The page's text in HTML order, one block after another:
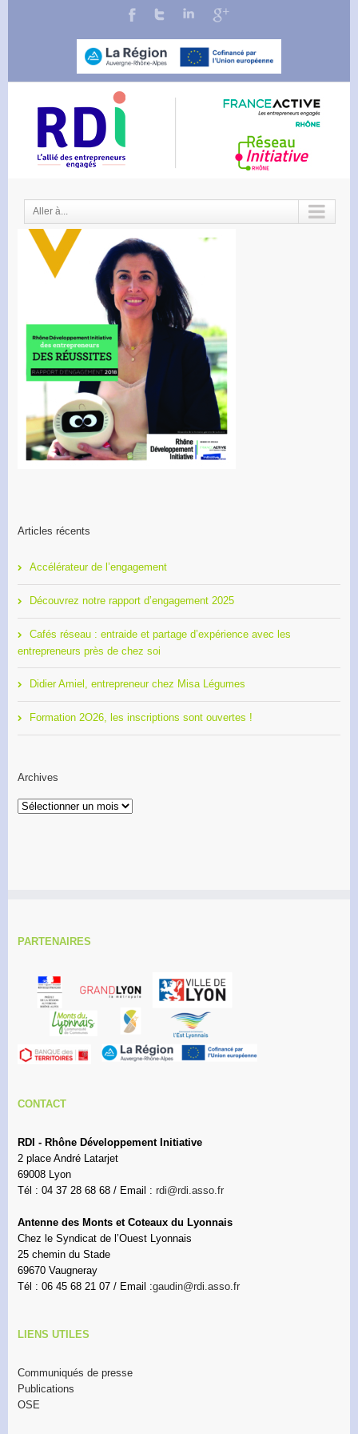
Aller à...
Articles récents
Accélérateur de l’engagement
Découvrez notre rapport d’engagement 2025
Cafés réseau : entraide et partage d’expérience avec les
entrepreneurs près de chez soi
Didier Amiel, entrepreneur chez Misa Légumes
Formation 2O26, les inscriptions sont ouvertes !
Archives
Archives
PARTENAIRES
CONTACT
RDI - Rhône Développement Initiative
2 place André Latarjet
69008 Lyon
Tél : 04 37 28 68 68 / Email : rdi@rdi.asso.fr
Antenne des Monts et Coteaux du Lyonnais
Chez le Syndicat de l’Ouest Lyonnais
25 chemin du Stade
69670 Vaugneray
Tél : 06 45 68 21 07 / Email :gaudin@rdi.asso.fr
LIENS UTILES
Communiqués de presse
Publications
OSE